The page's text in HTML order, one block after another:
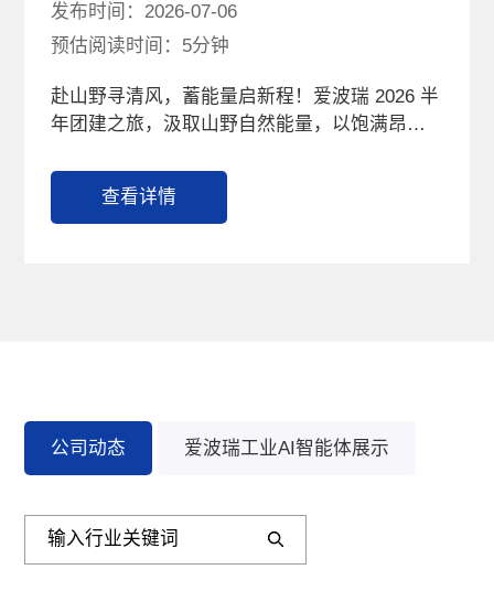
发布时间：2026-07-06
预估阅读时间：5分钟
赴山野寻清风，蓄能量启新程！爱波瑞 2026 半
年团建之旅，汲取山野自然能量，以饱满昂扬
绩！
查看详情
公司动态 爱波瑞工业AI智能体展示